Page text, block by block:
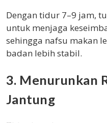
Dengan tidur 7–9 jam,
untuk menjaga
sehingga nafsu makan
badan lebih stabil.
3. Menurunkan
Jantung